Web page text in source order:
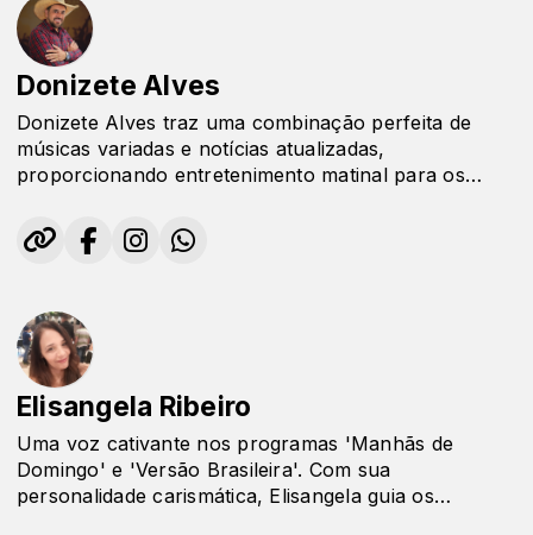
Donizete Alves
Donizete Alves traz uma combinação perfeita de
músicas variadas e notícias atualizadas,
proporcionando entretenimento matinal para os
mantém você informado e embalado com uma trilha
sonora diversificada.
Elisangela Ribeiro
Uma voz cativante nos programas 'Manhãs de
Domingo' e 'Versão Brasileira'. Com sua
personalidade carismática, Elisangela guia os